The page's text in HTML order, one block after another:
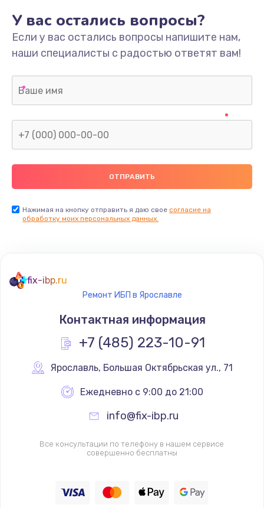
У вас остались вопросы?
Если у вас остались вопросы напишите нам,
наши специалисты с радостью ответят вам!
Нажимая на кнопку отправить я даю свое согласие на
обработку моих персональных данных.
fix-ibp.ru
Ремонт ИБП в Ярославле
Контактная информация
+7 (485) 223-10-91
Ярославль, Большая Октябрьская ул., 71
Ежедневно с 9:00 до 21:00
info@fix-ibp.ru
Все консультации по телефону в нашем сервисе
совершенно бесплатны